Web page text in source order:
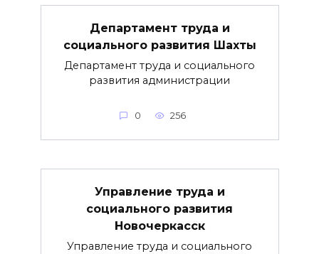
Департамент труда и
социального развития Шахты
Департамент труда и социального
развития администрации
0 256
Управление труда и
социального развития
Новочеркасск
Управление труда и социального